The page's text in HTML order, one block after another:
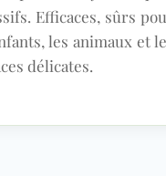
Efficaces, sûrs
les animaux et
délicates.